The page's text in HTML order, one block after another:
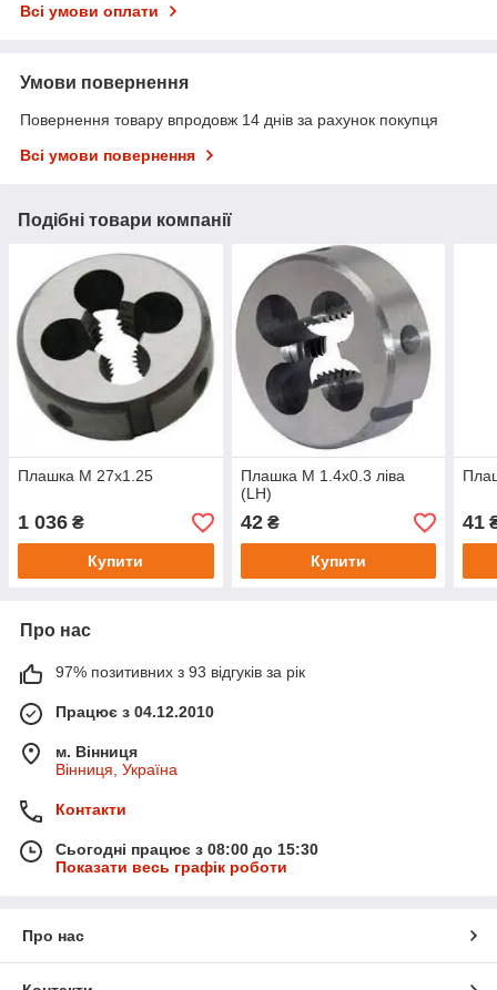
Всі умови оплати
Умови повернення
Повернення товару впродовж 14 днів за рахунок покупця
Всі умови повернення
Подібні товари компанії
Плашка М 27х1.25
1 036 ₴
Купити
Плашка М 1.4х0.3 ліва
(LH)
42₴
Купити
41
Про нас
97% позитивних з 93 відгуків за рік
Працює з 04.12.2010
м. Вінниця
Вінниця, Україна
Контакти
Сьогодні працює з 08:00 до 15:30
Показати весь графік роботи
Про нас